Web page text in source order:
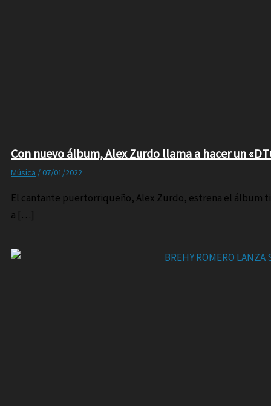
Con nuevo álbum, Alex Zurdo llama a hacer un
Música / 07/01/2022
El cantante puertorriqueño, Alex Zurdo, estrena el álbum
a […]